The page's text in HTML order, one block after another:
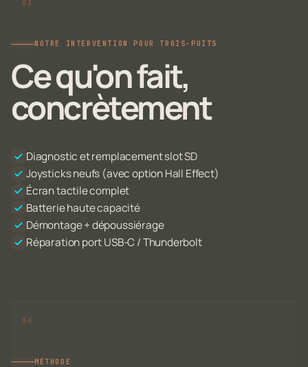
NOTRE INTERVENTION POUR TROIS-PUITS
Ce qu'on fait,
concrètement
Diagnostic et remplacement slot SD
Joysticks neufs (avec option Hall Effect)
Écran tactile complet
Batterie haute capacité
Démontage + dépoussiérage
Réparation port USB-C / Thunderbolt
MÉTHODE